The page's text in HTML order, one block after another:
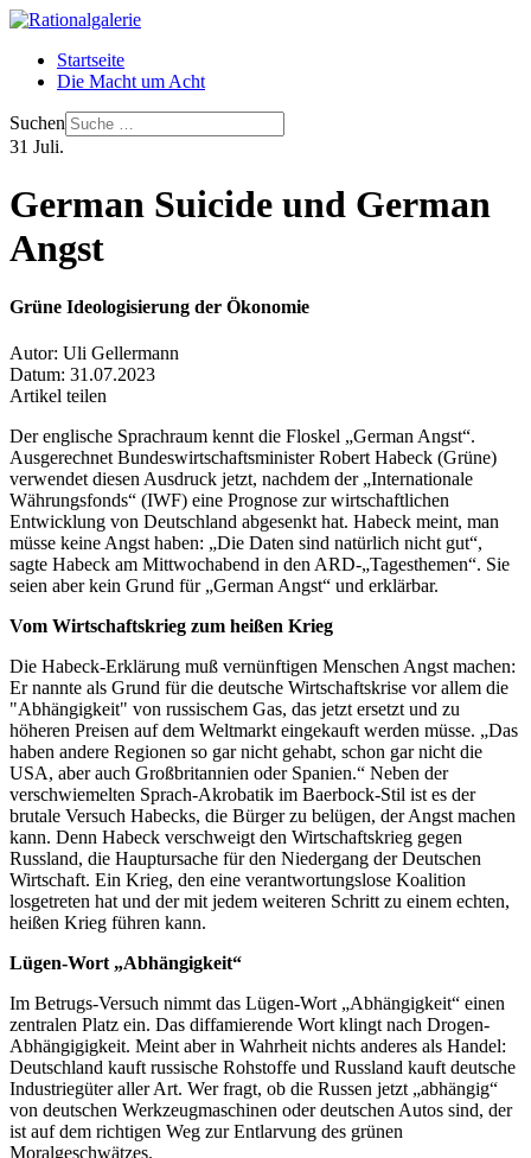
Startseite
Die Macht um Acht
Suchen
31 Juli.
German Suicide und German
Angst
Grüne Ideologisierung der Ökonomie
Autor: Uli Gellermann
Datum: 31.07.2023
Artikel teilen
Der englische Sprachraum kennt die Floskel „German Angst“.
Ausgerechnet Bundeswirtschaftsminister Robert Habeck (Grüne)
verwendet diesen Ausdruck jetzt, nachdem der „Internationale
Währungsfonds“ (IWF) eine Prognose zur wirtschaftlichen
Entwicklung von Deutschland abgesenkt hat. Habeck meint, man
müsse keine Angst haben: „Die Daten sind natürlich nicht gut“,
sagte Habeck am Mittwochabend in den ARD-„Tagesthemen“. Sie
seien aber kein Grund für „German Angst“ und erklärbar.
Vom Wirtschaftskrieg zum heißen Krieg
Die Habeck-Erklärung muß vernünftigen Menschen Angst machen:
Er nannte als Grund für die deutsche Wirtschaftskrise vor allem die
"Abhängigkeit" von russischem Gas, das jetzt ersetzt und zu
höheren Preisen auf dem Weltmarkt eingekauft werden müsse. „Das
haben andere Regionen so gar nicht gehabt, schon gar nicht die
USA, aber auch Großbritannien oder Spanien.“ Neben der
verschwiemelten Sprach-Akrobatik im Baerbock-Stil ist es der
brutale Versuch Habecks, die Bürger zu belügen, der Angst machen
kann. Denn Habeck verschweigt den Wirtschaftskrieg gegen
Russland, die Hauptursache für den Niedergang der Deutschen
Wirtschaft. Ein Krieg, den eine verantwortungslose Koalition
losgetreten hat und der mit jedem weiteren Schritt zu einem echten,
heißen Krieg führen kann.
Lügen-Wort „Abhängigkeit“
Im Betrugs-Versuch nimmt das Lügen-Wort „Abhängigkeit“ einen
zentralen Platz ein. Das diffamierende Wort klingt nach Drogen-
Abhängigigkeit. Meint aber in Wahrheit nichts anderes als Handel:
Deutschland kauft russische Rohstoffe und Russland kauft deutsche
Industriegüter aller Art. Wer fragt, ob die Russen jetzt „abhängig“
von deutschen Werkzeugmaschinen oder deutschen Autos sind, der
ist auf dem richtigen Weg zur Entlarvung des grünen
Moralgeschwätzes.